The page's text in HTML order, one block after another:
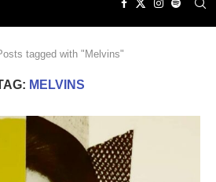
tagged with "Melvins"
MELVINS